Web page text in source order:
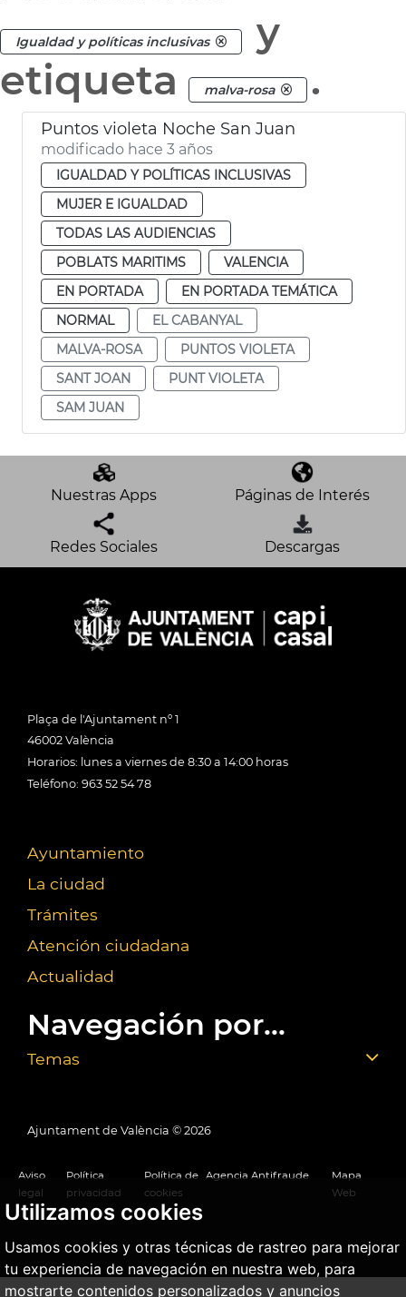
Utilizamos cookies
Usamos cookies y otras técnicas de rastreo para mejorar
tu experiencia de navegación en nuestra web, para
mostrarte contenidos personalizados y anuncios
Igualdad y políticas inclusivas
y
etiqueta
malva-rosa .
Puntos violeta Noche San Juan
modificado hace 3 años
IGUALDAD Y POLÍTICAS INCLUSIVAS
MUJER E IGUALDAD
TODAS LAS AUDIENCIAS
POBLATS MARITIMS
VALENCIA
EN PORTADA
EN PORTADA TEMÁTICA
NORMAL
EL CABANYAL
MALVA-ROSA
PUNTOS VIOLETA
SANT JOAN
PUNT VIOLETA
SAM JUAN
Nuestras Apps Páginas de Interés
Redes Sociales Descargas
Plaça de l'Ajuntament nº 1
46002 València
Horarios: lunes a viernes de 8:30 a 14:00 horas
Teléfono: 963 52 54 78
Ayuntamiento
La ciudad
Trámites
Atención ciudadana
Actualidad
Navegación por...
Temas
Ajuntament de València © 2026
Aviso
legal
Política
privacidad
Política de
cookies
Agencia Antifraude
Mapa
Web